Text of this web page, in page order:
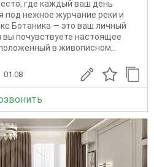
где каждый ваш день
под нежное журчание реки и
Ботаника — это ваш личный
вы почувствуете настоящее
в живописном...
01.08